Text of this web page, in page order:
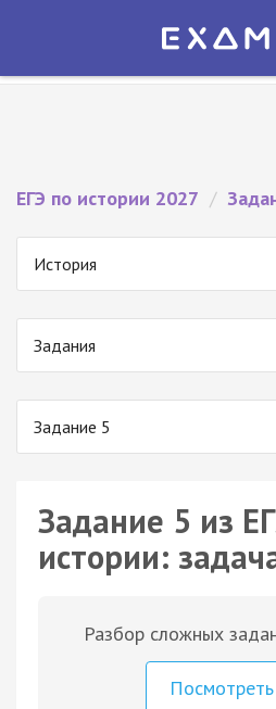
Экзамер — ЕГЭ 2027
ЕГЭ по истории 2027 /
История
Задания
Задание 5
Задание 5 из
истории:
Разбор сложных
Посмотреть